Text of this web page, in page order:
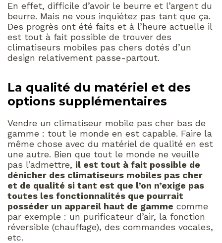
En effet, difficile d’avoir le beurre et l’argent du
beurre. Mais ne vous inquiétez pas tant que ça.
Des progrès ont été faits et à l’heure actuelle il
est tout à fait possible de trouver des
climatiseurs mobiles pas chers dotés d’un
design relativement passe-partout.
La qualité du matériel et des
options supplémentaires
Vendre un climatiseur mobile pas cher bas de
gamme : tout le monde en est capable. Faire la
même chose avec du matériel de qualité en est
une autre. Bien que tout le monde ne veuille
pas l’admettre, il est tout à fait possible de
dénicher des climatiseurs mobiles pas cher
et de qualité si tant est que l’on n’exige pas
toutes les fonctionnalités que pourrait
posséder un appareil haut de gamme comme
par exemple : un purificateur d’air, la fonction
réversible (chauffage), des commandes vocales,
etc.